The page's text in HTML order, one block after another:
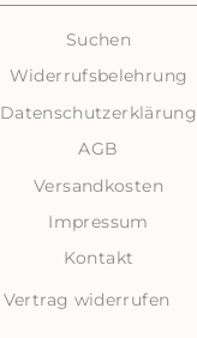
Suchen
Widerrufsbelehrung
Datenschutzerklärung
AGB
Versandkosten
Impressum
Kontakt
Vertrag widerrufen